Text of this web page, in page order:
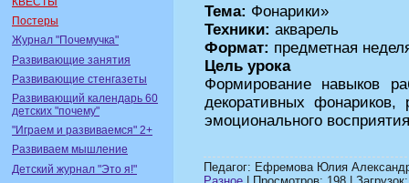
Постеры
Журнал "Почемучка"
Развивающие занятия
Развивающие стенгазеты
Развивающий календарь 60
детских "почему"
"Играем и развиваемся" 2+
Развиваем мышление
Детский журнал "Это я!"
Тема: Фонарики»
Техники: акварель
Формат: предметная
Цель урока
Формирование навыков
декоративных фонариков,
эмоционального
Педагог: Ефремова Юлия